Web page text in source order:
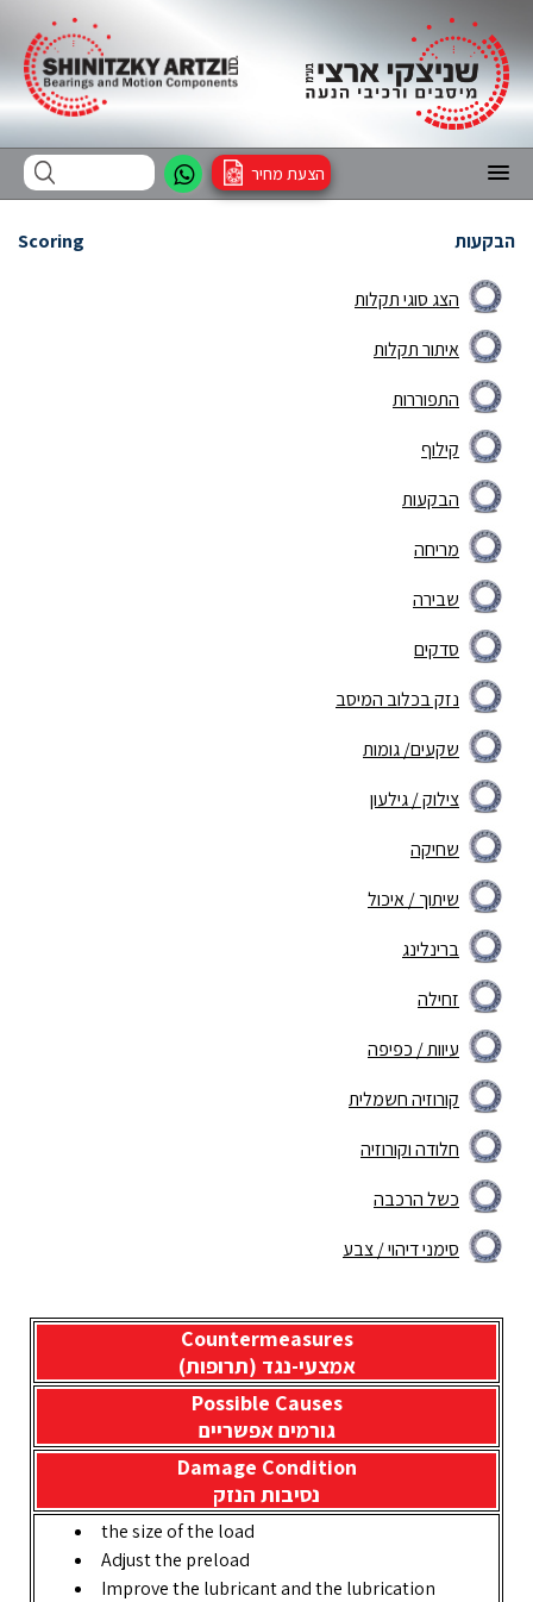
הצעת מחיר
הבקעות Scoring
הצג סוגי תקלות
איתור תקלות
התפוררות
קילוף
הבקעות
מריחה
שבירה
סדקים
נזק בכלוב המיסב
שקעים/ גומות
צילוק / גילעון
שחיקה
שיתוך / איכול
ברינלינג
זחילה
עיוות / כפיפה
קורוזיה חשמלית
חלודה וקורוזיה
כשל הרכבה
סימני דיהוי / צבע
Countermeasures
אמצעי-נגד (תרופות)
Possible Causes
גורמים אפשריים
Damage Condition
נסיבות הנזק
the size of the load
Adjust the preload
Improve the lubricant and the lubrication